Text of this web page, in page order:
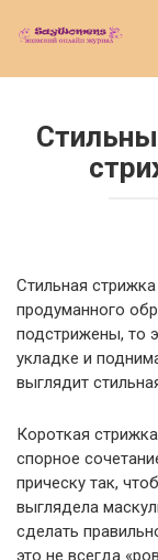
Стильная
продуманного
подстрижены, то
укладке и
выглядит
Короткая
спорное
прическу так,
выглядела
сделать
это не всегда